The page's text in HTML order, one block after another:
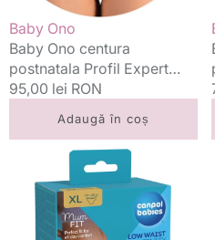
Vânzător:
Baby Ono
Baby Ono centura
postnatala Profil Expert
XXL
Preț
95,00 lei RON
Adaugă în coș
chiloti
gravide